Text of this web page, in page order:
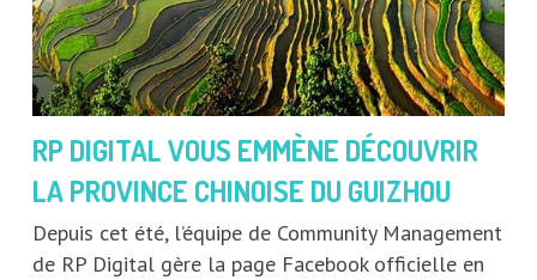
RP DIGITAL VOUS EMMÈNE DÉCOUVRIR
LA PROVINCE CHINOISE DU GUIZHOU
Depuis cet été, l’équipe de Community Management
de RP Digital gère la page Facebook officielle en